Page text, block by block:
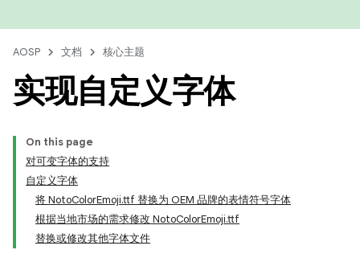
AOSP 文档 核心主题
实现自定义字体
On this page
对可变字体的支持
自定义字体
将 NotoColorEmoji.ttf 替换为 OEM 品牌的表情符号字体
根据当地市场的需求修改 NotoColorEmoji.ttf
替换或修改其他字体文件